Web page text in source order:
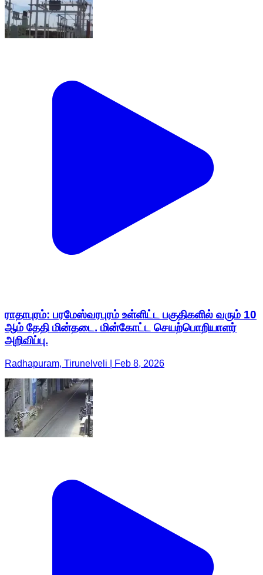
ராதாபுரம்: பரமேஸ்வரபுரம் உள்ளிட்ட பகுதிகளில் வரும் 10
ஆம் தேதி மின்தடை. மின்கோட்ட செயற்பொறியாளர்
அறிவிப்பு.
Radhapuram, Tirunelveli | Feb 8, 2026